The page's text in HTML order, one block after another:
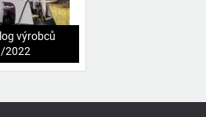
výrobců
2022